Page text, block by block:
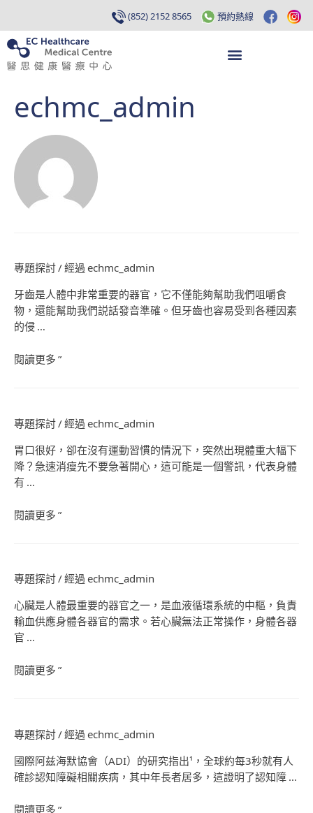
(852) 2152 8565 預約熱線
echmc_admin
專題探討/ 經過echmc_admin
牙齒是人體中非常重要的器官，它不僅能夠幫助我們咀嚼食
物，還能幫助我們説話發音準確。但牙齒也容易受到各種因素
的侵 …
閱讀更多 ”
專題探討/ 經過echmc_admin
胃口很好，卻在沒有運動習慣的情況下，突然出現體重大幅下
降？急速消瘦先不要急著開心，這可能是一個警訊，代表身體
有 …
閱讀更多 ”
專題探討/ 經過echmc_admin
心臟是人體最重要的器官之一，是血液循環系統的中樞，負責
輸血供應身體各器官的需求。若心臟無法正常操作，身體各器
官 …
閱讀更多 ”
專題探討/ 經過echmc_admin
國際阿兹海默協會（ADI）的研究指出¹，全球約每3秒就有人
確診認知障礙相關疾病，其中年長者居多，這證明了認知障 …
閱讀更多 ”